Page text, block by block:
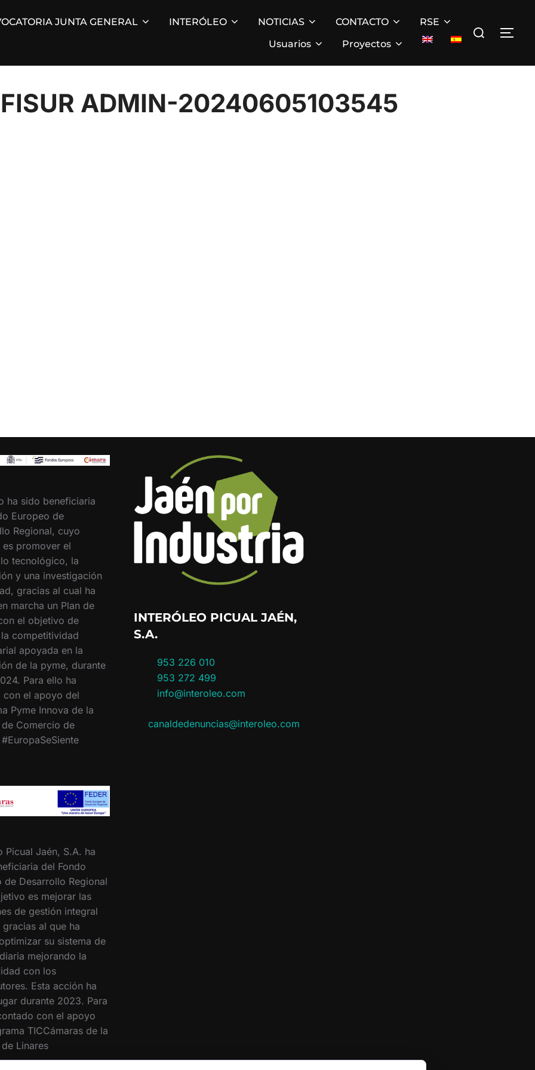
JUNTA GENERAL INTERÓLEO NOTICIAS CONTACTO
RSE
Usuarios
Proyectos
Buscar:
ADMIN-20240605103545
ha sido beneficiaria
Europeo de
Regional, cuyo
promover el
tecnológico, la
y una investigación
gracias al cual ha
marcha un Plan de
el objetivo de
competitividad
apoyada en la
de la pyme, durante
Para ello ha
con el apoyo del
Pyme Innova de la
de Comercio de
Picual Jaén, S.A. ha
del Fondo
de Desarrollo Regional
es mejorar las
de gestión integral
al que ha
su sistema de
mejorando la
con los
Esta acción ha
durante 2023. Para
con el apoyo
TICCámaras de la
Linares
INTERÓLEO PICUAL JAÉN,
S.A.
953 226 010
953 272 499
info@interoleo.com
canaldedenuncias@interoleo.com